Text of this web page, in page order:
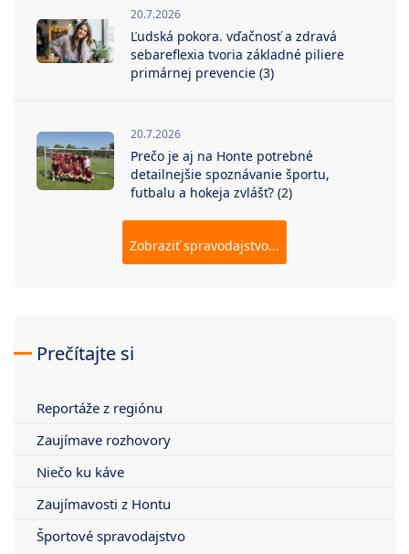
20.7.2026
Ľudská pokora. vďačnosť a zdravá
sebareflexia tvoria základné piliere
primárnej prevencie (3)
20.7.2026
Prečo je aj na Honte potrebné
detailnejšie spoznávanie športu,
futbalu a hokeja zvlášť? (2)
Zobraziť spravodajstvo...
Prečítajte si
Reportáže z regiónu
Zaujímave rozhovory
Niečo ku káve
Zaujímavosti z Hontu
Športové spravodajstvo